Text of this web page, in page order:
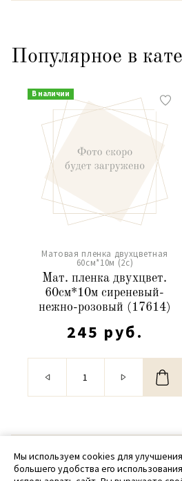
Популярное в
В наличии
Матовая пленка двухцветная
60см*10м (2c)
Мат. пленка двухцвет.
60см*10м сиреневый-
нежно-розовый (17614)
245 руб.
© 2020 - 2026
Мы используем cookies для
большего удобства его